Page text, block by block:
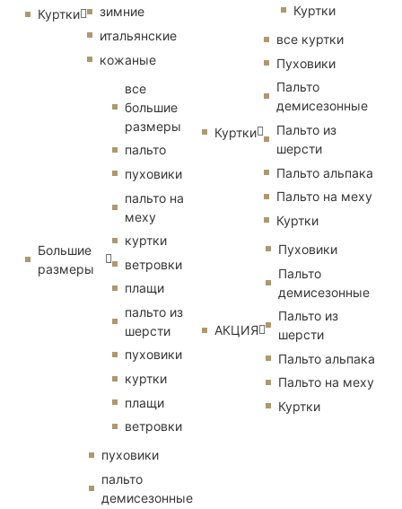
Куртки
зимние
итальянские
кожаные
Большие
размеры
все
большие
размеры
пальто
пуховики
пальто на
меху
куртки
ветровки
плащи
пальто из
шерсти
пуховики
куртки
плащи
ветровки
пуховики
пальто
демисезонные
Куртки
Куртки
все куртки
Пуховики
Пальто
демисезонные
Пальто из
шерсти
Пальто альпака
Пальто на меху
Куртки
АКЦИЯ
Пуховики
Пальто
демисезонные
Пальто из
шерсти
Пальто альпака
Пальто на меху
Куртки